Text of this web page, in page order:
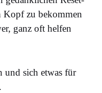
zu bekommen
ganz oft helfen
und sich etwas für